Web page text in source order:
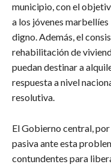
municipio, con el
a los jóvenes
digno. Además, el
rehabilitación de
puedan destinar a
respuesta a nivel
resolutiva.
El Gobierno central,
pasiva ante esta
contundentes para